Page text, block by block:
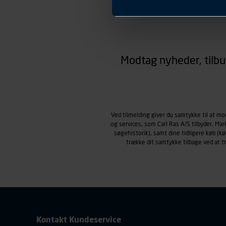
hjemmesiden ser ud eller
Carl Ras anvender
henblik på markedsføring,
personoplysninger om
Vi henviser endvidere til
personoplysninger.
Modtag nyheder,
Ved tilmelding giver du samtykke til at
og services, som Carl Ras A/S tilbyder.
søgehistorik), samt dine tidligere køb
trække dit samtykke tilbage ved at
Kontakt Kundeservice